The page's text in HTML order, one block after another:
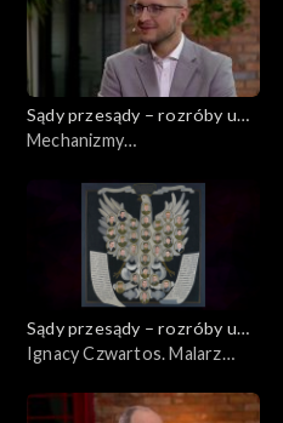
Sądy przesądy – rozróby u
Kuby
Mechanizmy
do pierwszego rozbioru
Sądy przesądy – rozróby u
Kuby
Ignacy Czwartos. Malarz